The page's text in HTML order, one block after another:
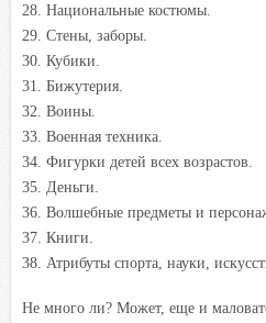
Национальные костюмы.
Стены, заборы.
Кубики.
Бижутерия.
Воины.
Военная техника.
Фигурки детей всех возрастов.
Деньги.
Волшебные предметы и
Книги.
Атрибуты спорта, науки,
Не много ли? Может, еще и